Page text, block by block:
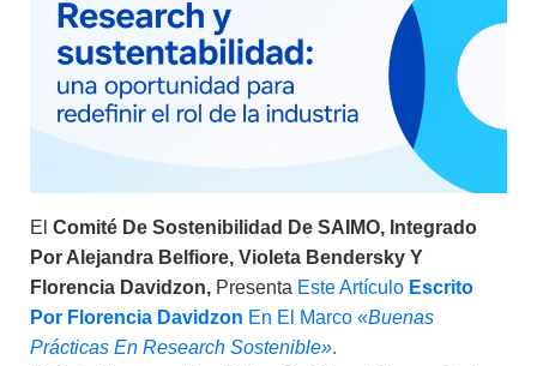
El Comité De Sostenibilidad De SAIMO, Integrado
Por Alejandra Belfiore, Violeta Bendersky Y
Florencia Davidzon,Presenta Este Artículo Escrito
Por Florencia Davidzon En El Marco «Buenas
Prácticas En Research Sostenible».